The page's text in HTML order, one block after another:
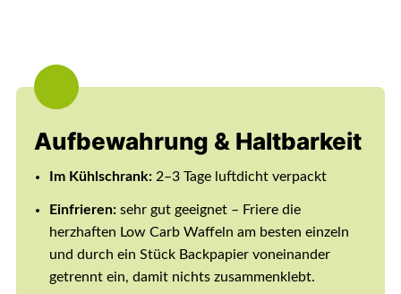
Aufbewahrung & Haltbarkeit
Im Kühlschrank:2–3 Tage luftdicht verpackt
Einfrieren:sehr gut geeignet – Friere die
herzhaften Low Carb Waffeln am besten einzeln
und durch ein Stück Backpapier voneinander
getrennt ein, damit nichts zusammenklebt.